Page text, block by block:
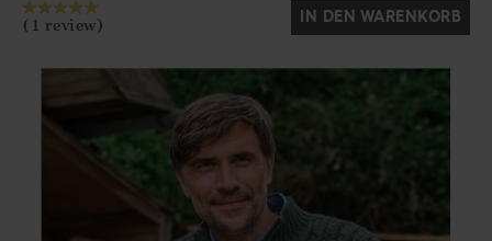
(1 review) IN DEN WARENKORB